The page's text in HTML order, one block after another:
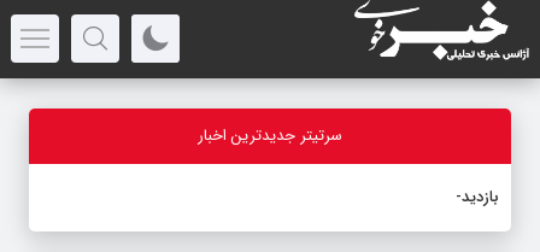
سرتیتر جدیدترین اخبار
بازدید استاندار